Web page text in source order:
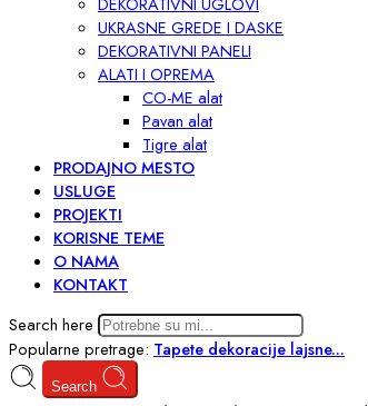
UKRASNE GREDE I DASKE
DEKORATIVNI PANELI
ALATI I OPREMA
CO-ME alat
Pavan alat
Tigre alat
PRODAJNO MESTO
USLUGE
PROJEKTI
KORISNE TEME
O NAMA
KONTAKT
Search here
Popularne pretrage: Tapete dekoracije lajsne...
Search